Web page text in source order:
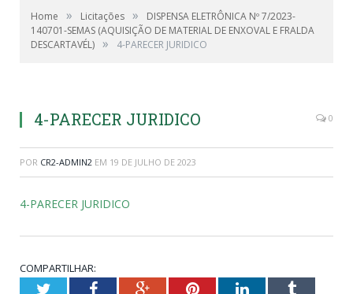
Home » Licitações »
DISPENSA ELETRÔNICA Nº 7/2023-
140701-SEMAS (AQUISIÇÃO DE MATERIAL DE ENXOVAL E FRALDA
DESCARTAVÉL) » 4-PARECER JURIDICO
4-PARECER JURIDICO 0
POR CR2-ADMIN2 EM 19 DE JULHO DE 2023
4-PARECER JURIDICO
COMPARTILHAR:
TwitterFacebookGoogle+PinterestLinkedInTumblr